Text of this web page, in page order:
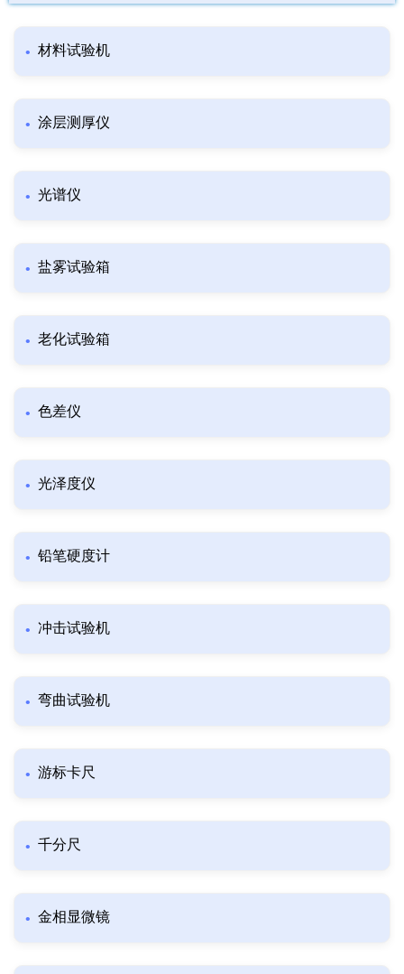
材料试验机
涂层测厚仪
光谱仪
盐雾试验箱
老化试验箱
色差仪
光泽度仪
铅笔硬度计
冲击试验机
弯曲试验机
游标卡尺
千分尺
金相显微镜